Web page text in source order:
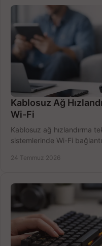
Kablosuz Ağ
Wi-Fi
Kablosuz ağ hızlandırma
sistemlerinde Wi-Fi
24 Temmuz 2026